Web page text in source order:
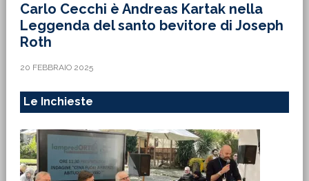
Carlo Cecchi è Andreas Kartak nella
Leggenda del santo bevitore di Joseph
Roth
20 FEBBRAIO 2025
Le Inchieste